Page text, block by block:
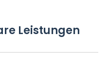
Leistungen